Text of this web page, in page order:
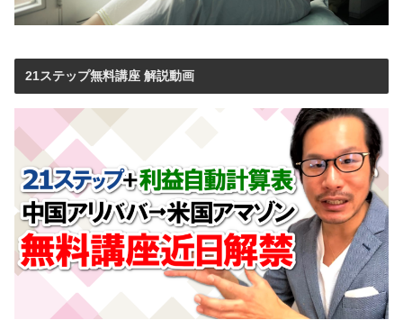
21ステップ無料講座 解説動画